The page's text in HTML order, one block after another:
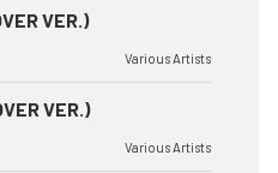
VER.)
Various Artists
VER.)
Various Artists